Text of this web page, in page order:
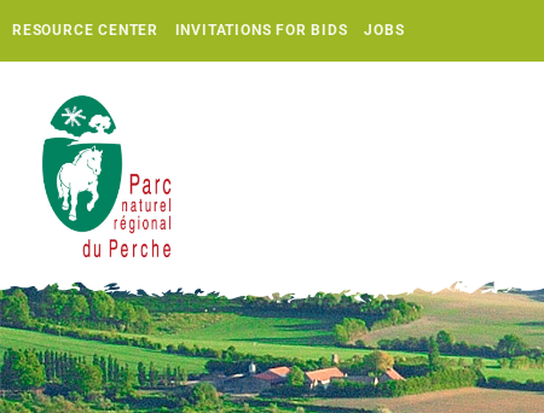
RESOURCE CENTER INVITATIONS FOR BIDS JOBS